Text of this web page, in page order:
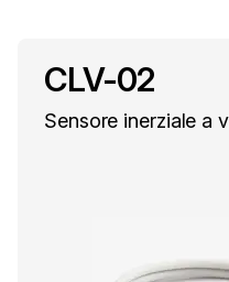
CLV-02
Sensore inerziale a